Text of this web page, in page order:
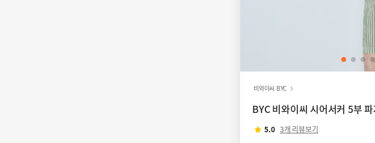
비와이씨 BYC
BYC 비와이씨 시어서커 5부
5.0 3개 리뷰보기